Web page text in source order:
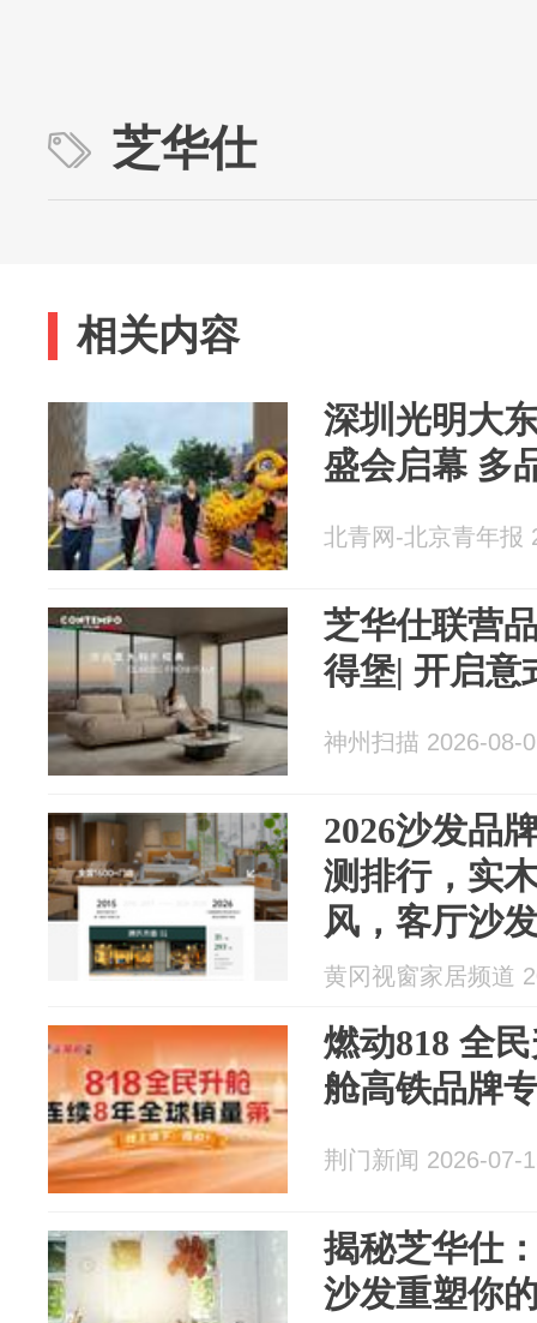
芝华仕
相关内容
深圳光明大
盛会启幕 多
北青网-北京青年报
芝华仕联营
得堡| 开启意
神州扫描 2026-08-
2026沙发品
测排行，实
风，客厅沙
黄冈视窗家居频道
燃动818 全
舱高铁品牌
荆门新闻 2026-07-
揭秘芝华仕
沙发重塑你